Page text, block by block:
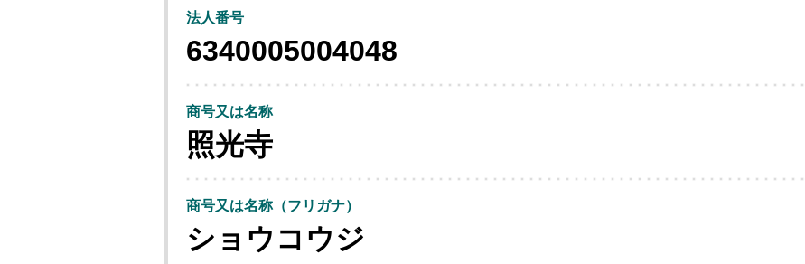
法人番号
6340005004048
商号又は名称
照光寺
商号又は名称（フリガナ）
ショウコウジ